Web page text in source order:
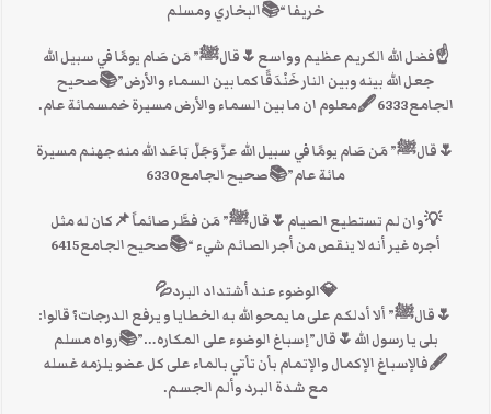
ﺧﺮﻳﻔﺎ “📚البخاري ومسلم
☝فضل الله الكريم عظيم وواسع🌷قالﷺ” مَن صَام يومًا في سبيل الله
جعل الله بينه وبين النار خَنْدَقًا كما بين السماء والأرض”📚صحيح
الجامع6333🖋معلوم ان ما بين السماء والأرض مسيرة خمسمائة عام.
🌷قالﷺ” مَن صَام يومًا في سبيل الله عزّ وَجَلّ بَاعَد الله منه جهنم مسيرة
مائة عام”📚صحيح الجامع6330
💡وان لم تستطيع الصيام🌷قالﷺ” مَن فطَّر صائماً 📌كان له مثل
أجره غير أنه لا ينقص من أجر الصائم شيء “📚صحيح الجامع6415
💎الوضوء عند أشتداد البرد💦
🌷قالﷺ” ألا أدلكم على ما يمحو الله به الخطايا و يرفع الدرجات؟ قالوا:
بلى يا رسول الله🌷قال”إسباغ الوضوء على المكاره…”📚رواه مسلم
🖋فالإسباغ الإكمال والإتمام بأن تأتي بالماء على كل عضو يلزمه غسله
مع شدة البرد وألم الجسم.